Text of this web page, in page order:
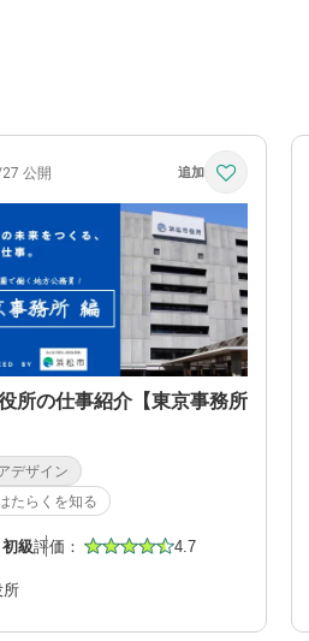
公開
所の仕事紹介【東京事務所
デザイン
たらくを知る
初級評価： 4.7
所